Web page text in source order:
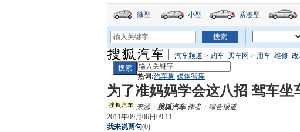
微型 小型 紧凑型
汽车频道 > 购车_买车网 > 用车_维修_改
热词:汽车周 媒体智库
为了准妈妈学会这八招 驾车坐
来源： 搜狐汽车作者：综合报道
2011年09月06日09:11
我来说两句(0)